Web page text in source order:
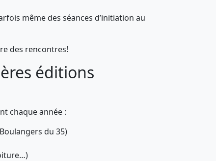
même des séances d’initiation au
des rencontres!
éditions
chaque année :
du 35)